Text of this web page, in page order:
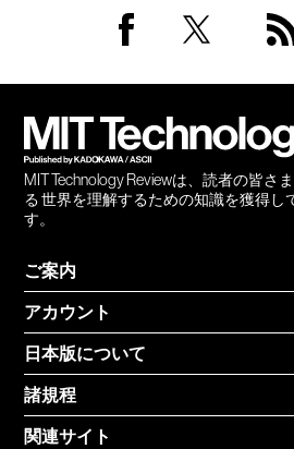
MIT Technology Reviewは、読者の皆さ
る 世界を理解するための知識を獲得し
す。
ご案内
アカウント
日本版について
諸規程
関連サイト